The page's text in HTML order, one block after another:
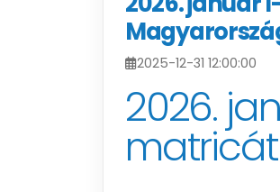
2025-12-31 12:00:00
2026.